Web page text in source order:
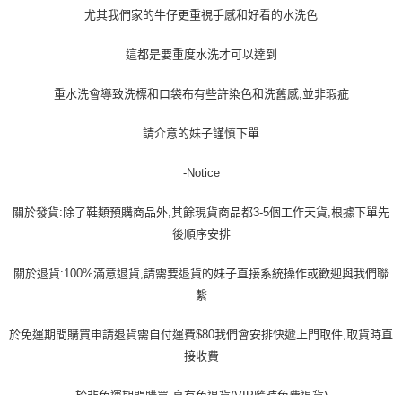
尤其我們家的牛仔更重視手感和好看的水洗色
這都是要重度水洗才可以達到
重水洗會導致洗標和口袋布有些許染色和洗舊感,並非瑕疵
請介意的妹子謹慎下單
-Notice
關於發貨:除了鞋類預購商品外,其餘現貨商品都3-5個工作天貨,根據下單先
後順序安排
關於退貨:100%滿意退貨,請需要退貨的妹子直接系統操作或歡迎與我們聯
繫
於免運期間購買申請退貨需自付運費$80我們會安排快遞上門取件,取貨時直
接收費